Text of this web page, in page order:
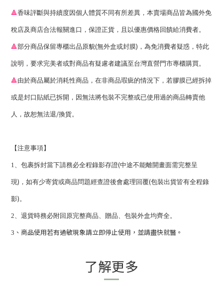
🔺香味評斷與持續度因個人體質不同有所差異，本賣場商品皆為國外免
稅店及商店合法報關進口，保證正貨，且以優惠價格回饋給消費者。
🔺部分商品保留專櫃出品原貌(無外盒或封膜) ，為免消費者疑惑，特此
說明，要求完美者或對商品有疑慮者建議至台灣直營門市專櫃購買。
🔺由於商品屬於消耗性商品，在非商品瑕疵的情況下，若膠膜已經拆掉
或是封口貼紙已拆開，因無法將包裝不完整或已使用過的商品轉賣他
人，故恕無法退/換貨。
【注意事項】
1、包裹拆封當下請務必全程錄影存證(中途不能離開畫面需完整呈
現) ，如有少寄貨或商品問題經查證後會處理回覆(包裝出貨皆有全程錄
影)。
2、退貨時務必附回原完整商品、贈品、包裝外盒均齊全。
3 、商品使用若有過敏現象請立即停止使用，並請盡快就醫。
了解更多